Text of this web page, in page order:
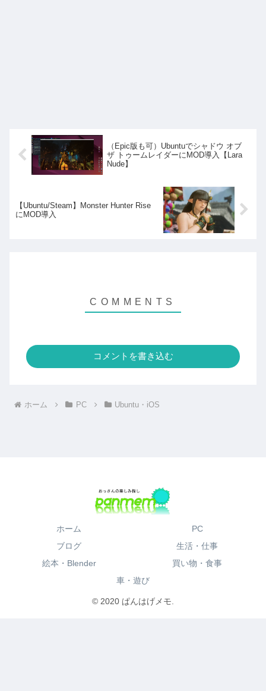
（Epic版も可）Ubuntuでシャドウ オブ
ザ トゥームレイダーにMOD導入【Lara
Nude】
【Ubuntu/Steam】Monster Hunter Rise
にMOD導入
コメントを書き込む
ホーム PC Ubuntu・iOS
ホーム
PC
ブログ
生活・仕事
絵本・Blender
買い物・食事
車・遊び
© 2020 ぱんはげメモ.